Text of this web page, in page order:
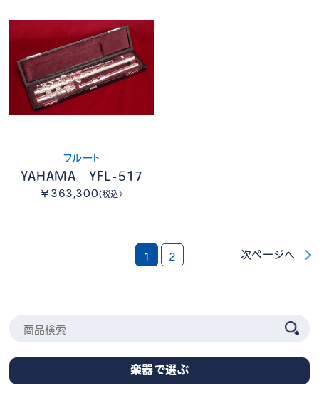
楽器で選ぶ
フルート
YAHAMA YFL-517
￥363,300（税込）
1 2 次ページへ